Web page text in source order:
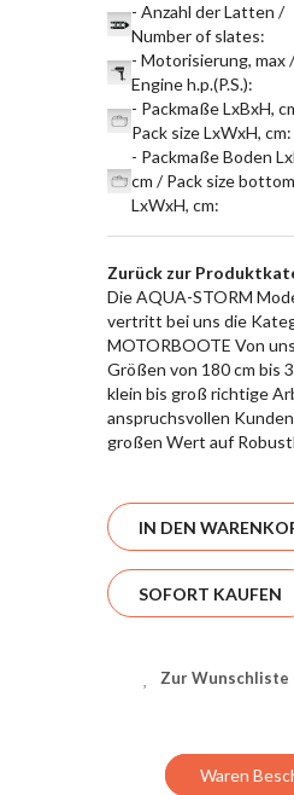
- Anzahl der Latten /
Number of slates:
- Motorisierung, max /
Engine h.p.(P.S.):
- Packmaße LxBxH,
Pack size LxWxH, cm:
- Packmaße Boden
cm / Pack size bottom
LxWxH, cm:
Zurück zur
Die AQUA-STORM
vertritt bei uns die
MOTORBOOTE Von
Größen von 180 cm bis
klein bis groß richtige
anspruchsvollen
großen Wert auf
IN DEN
SOFORT KAUFEN
Zur Wunschliste
Waren